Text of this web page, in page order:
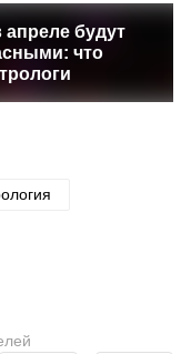
апреле будут
что